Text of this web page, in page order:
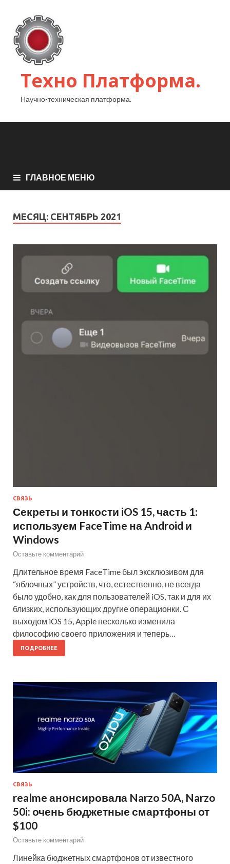
Техно Платформа.
Научно-техническая платформа.
ГЛАВНОЕ МЕНЮ
МЕСЯЦ: СЕНТЯБРЬ 2021
СВЯЗЬ
Секреты и тонкости iOS 15, часть 1:
используем FaceTime на Android и
Windows
Оставьте комментарий
Длительное время FaceTime был эксклюзивом для
“яблочных” устройств, что, естественно, не всегда
было удобно, как для пользователей iOS, так и для их
близких, использующих другие операционки. С
выходом iOS 15, Apple несколько изменила
философию своего приложения и теперь…
ПОДРОБНЕЕ
СВЯЗЬ
realme анонсировала Narzo 50A, Narzo
50i: очень бюджетные смартфоны от
$100
Оставьте комментарий
Линейка бюджетных смартфонов от известного